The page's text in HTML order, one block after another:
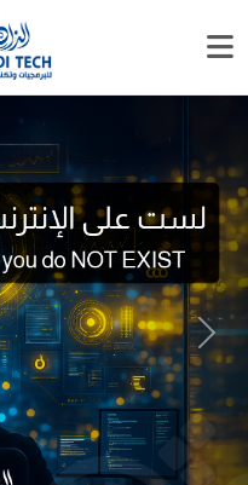
Previous